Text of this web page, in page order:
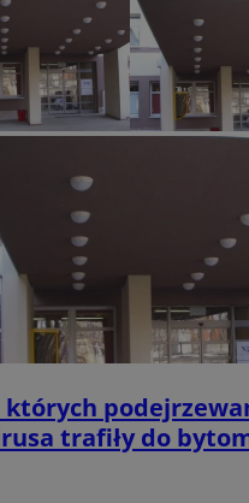
których
trafiły do